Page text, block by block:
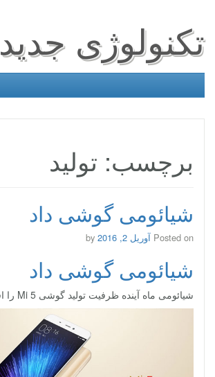
تکنولوژی جدید
برچسب: تولید
شیائومی گوشی داد
Posted on آوریل 2, 2016
شیائومی گوشی داد
شیائومی ماه آینده ظرفیت تولید گوشی Mi 5 را افزایش خواهد داد